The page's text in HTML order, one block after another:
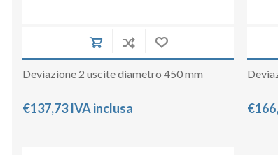
Deviazione 2 uscite diametro 450 mm
€137,73 IVA inclusa